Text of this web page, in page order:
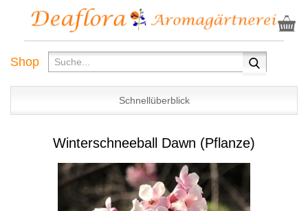
Shop
Schnellüberblick
Winterschneeball Dawn (Pflanze)